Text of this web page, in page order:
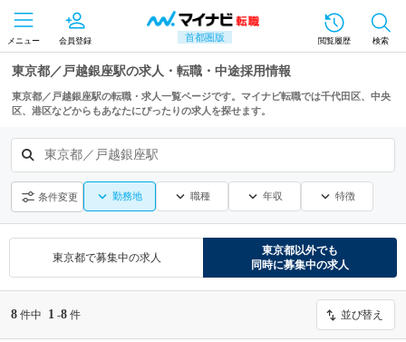
首都圏版
メニュー 会員登録 閲覧履歴 検索
東京都／戸越銀座駅の求人・転職・中途採用情報
東京都／戸越銀座駅の転職・求人一覧ページです。マイナビ転職では千代田区、中央
区、港区などからもあなたにぴったりの求人を探せます。
東京都／戸越銀座駅
条件変更 勤務地 職種 年収 特徴
東京都で募集中の求人
東京都以外でも
同時に募集中の求人
8 件中 1 -8 件 並び替え